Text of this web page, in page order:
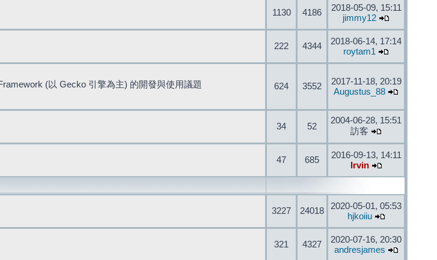
1130 4186
2018-05-09, 15:11
jimmy12
222 4344
2018-06-14, 17:14
roytam1
(以 Gecko 引擎為主) 的開發與使用議題
624 3552
2017-11-18, 20:19
Augustus_88
34 52
2004-06-28, 15:51
訪客
47 685
2016-09-13, 14:11
Irvin
3227 24018
2020-05-01, 05:53
hjkoiiu
321 4327
2020-07-16, 20:30
andresjames